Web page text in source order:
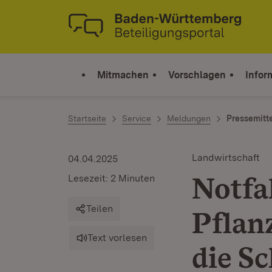
Zum Inhalt springen
Link zur Startseite
Mitmachen Vorschlagen
Startseite Service Meldungen
Landwirtschaft
die
04.04.2025
Lesezeit: 2 Minuten
Teilen
Text vorlesen